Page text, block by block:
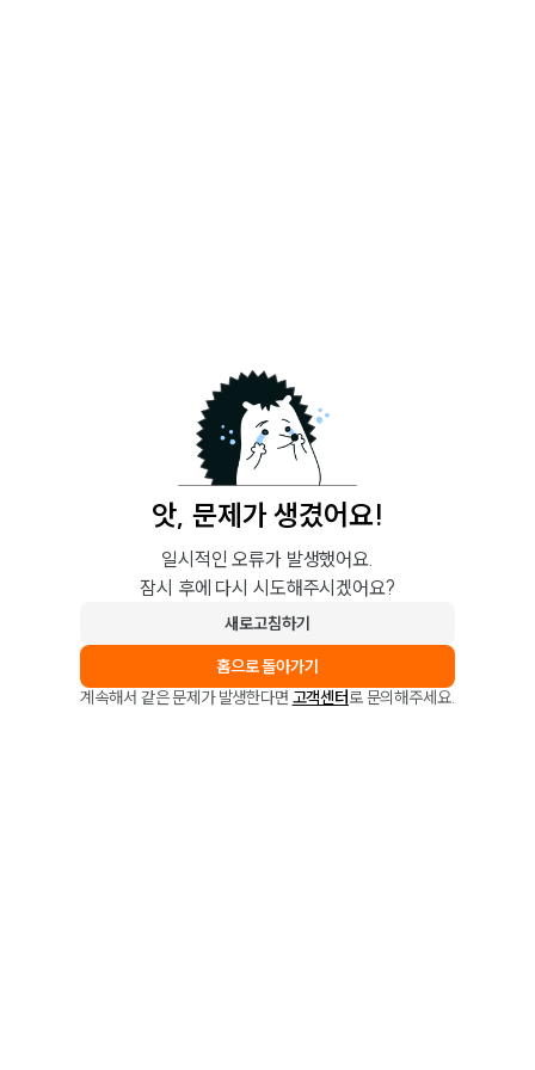
앗, 문제가 생겼어요!
일시적인 오류가 발생했어요.
잠시 후에 다시 시도해주시겠어요?
새로고침하기
홈으로 돌아가기
계속해서 같은 문제가 발생한다면 고객센터로 문의해주세요.